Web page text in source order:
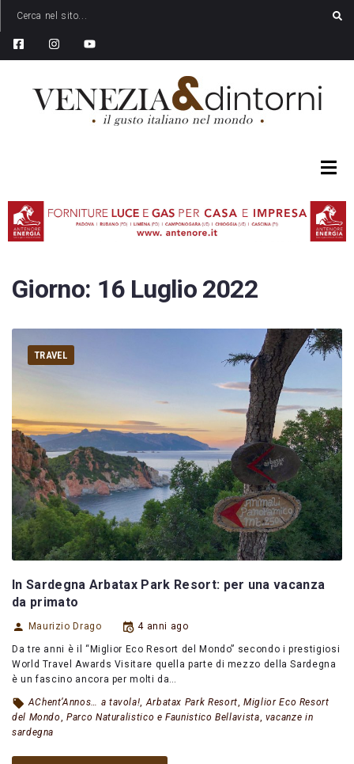
Giorno: 16 Luglio 2022
TRAVEL
In Sardegna Arbatax Park Resort: per una vacanza
da primato
Maurizio Drago 4 anni ago
Da tre anni è il “Miglior Eco Resort del Mondo” secondo i prestigiosi
World Travel Awards Visitare quella parte di mezzo della Sardegna
è un fascino ancora per molti da…
AChent’Annos… a tavola!,Arbatax Park Resort,Miglior Eco Resort
del Mondo,Parco Naturalistico e Faunistico Bellavista, vacanze in
sardegna